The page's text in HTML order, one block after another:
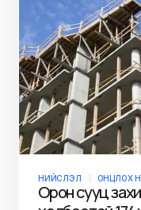
НИЙСЛЭЛ ОНЦЛОХ
Орон сууц